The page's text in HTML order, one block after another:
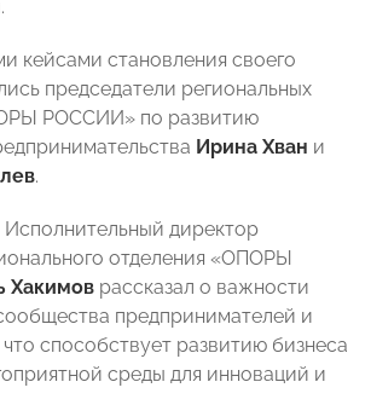
кейсами становления своего
председатели региональных
РОССИИ» по развитию
Ирина Хван и
.
директор
отделения «ОПОРЫ
Хакимов рассказал о важности
предпринимателей и
способствует развитию бизнеса
среды для инноваций и